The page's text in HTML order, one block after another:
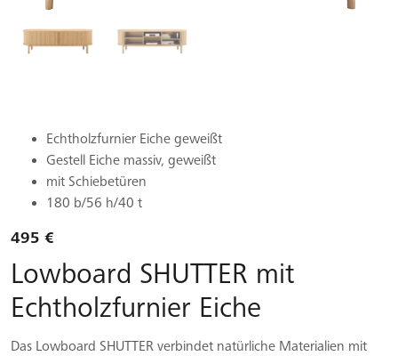
Echtholzfurnier Eiche geweißt
Gestell Eiche massiv, geweißt
mit Schiebetüren
180 b/56 h/40 t
495 €
Lowboard SHUTTER mit
Echtholzfurnier Eiche
Das Lowboard SHUTTER verbindet natürliche Materialien mit